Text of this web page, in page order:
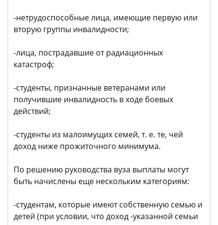
-нетрудоспособные лица, имеющие первую или
вторую группы инвалидности;
-лица, пострадавшие от радиационных
катастроф;
-студенты, признанные ветеранами или
получившие инвалидность в ходе боевых
действий;
-студенты из малоимущих семей, т. е. те, чей
доход ниже прожиточного минимума.
По решению руководства вуза выплаты могут
быть начислены еще нескольким категориям:
-студентам, которые имеют собственную семью и
детей (при условии, что доход -указанной семьи